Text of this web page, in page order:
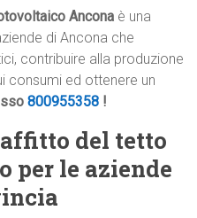
Ancona è una
di Ancona che
contribuire alla produzione
consumi ed ottenere un
800955358 !
del tetto
per le aziende